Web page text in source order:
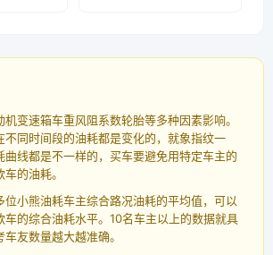
变速箱车重风阻系数轮胎等多种因素影响。
不同时间段的油耗都是变化的，就象指纹一
曲线都是不一样的，买车要避免用特定车主的
的油耗。
位小熊油耗车主综合路况油耗的平均值，可以
车的综合油耗水平。10名车主以上的数据就具
友数量越大越准确。